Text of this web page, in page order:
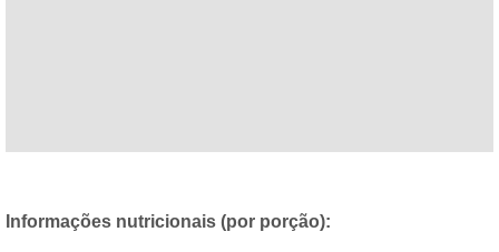
Informações nutricionais (por porção):